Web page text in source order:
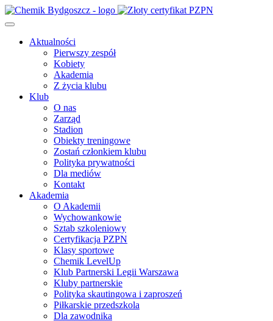
Aktualności
Pierwszy zespół
Kobiety
Akademia
Z życia klubu
Klub
O nas
Zarząd
Stadion
Obiekty treningowe
Zostań członkiem klubu
Polityka prywatności
Dla mediów
Kontakt
Akademia
O Akademii
Wychowankowie
Sztab szkoleniowy
Certyfikacja PZPN
Klasy sportowe
Chemik LevelUp
Klub Partnerski Legii Warszawa
Kluby partnerskie
Polityka skautingowa i zaproszeń
Piłkarskie przedszkola
Dla zawodnika